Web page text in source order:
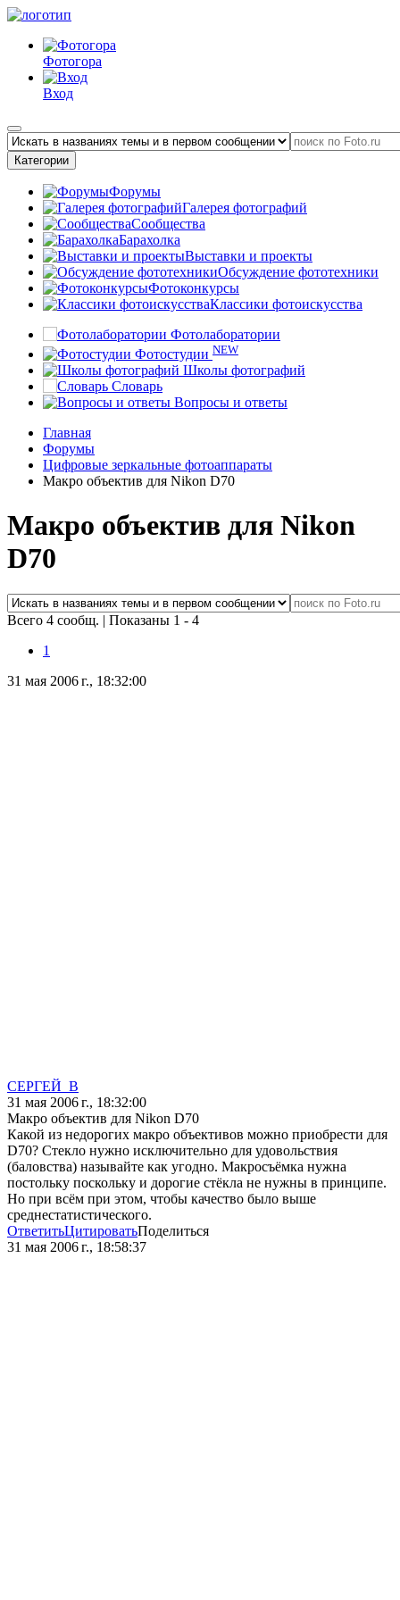
Фотогора
Вход
Категории
Форумы
Галерея фотографий
Сообщества
Барахолка
Выставки и проекты
Обсуждение фототехники
Фотоконкурсы
Классики фотоискусства
Фотолаборатории
Фотостудии NEW
Школы фотографий
Словарь
Вопросы и ответы
Главная
Форумы
Цифровые зеркальные фотоаппараты
Макро объектив для Nikon D70
Макро объектив для Nikon
D70
Всего 4 сообщ. | Показаны 1 - 4
1
31 мая 2006 г., 18:32:00
СЕРГЕЙ_В
31 мая 2006 г., 18:32:00
Макро объектив для Nikon D70
Какой из недорогих макро объективов можно приобрести для
D70? Стекло нужно исключительно для удовольствия
(баловства) называйте как угодно. Макросъёмка нужна
постольку поскольку и дорогие стёкла не нужны в принципе.
Но при всём при этом, чтобы качество было выше
среднестатистического.
ОтветитьЦитироватьПоделиться
31 мая 2006 г., 18:58:37